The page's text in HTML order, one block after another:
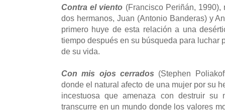
Contra el viento (Francisco Periñán,
dos hermanos, Juan (Antonio Banderas) y
primero huye de esta relación a una
tiempo después en su búsqueda para luchar
de su vida.
Con mis ojos cerrados (Stephen
donde el natural afecto de una mujer por su
incestuosa que amenaza con destruir su
transcurre en un mundo donde los valores